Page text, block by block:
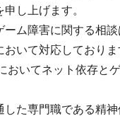
申し上げます。
ム障害に関する相
いて対応しておりま
おいてネット依存と
た専門職である精